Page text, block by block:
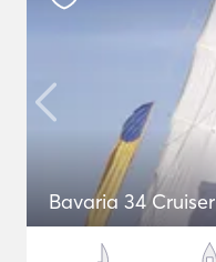
Bavaria 34 Cruiser